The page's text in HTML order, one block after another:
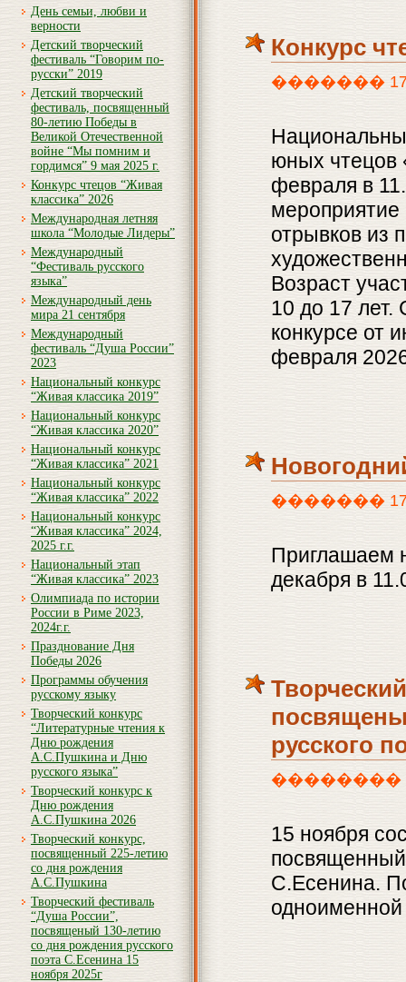
День семьи, любви и
верности
Детский творческий
фестиваль “Говорим по-
русски” 2019
Детский творческий
фестиваль, посвященный
80-летию Победы в
Великой Отечественной
войне “Мы помним и
гордимся” 9 мая 2025 г.
Конкурс чтецов “Живая
классика” 2026
Международная летняя
школа “Молодые Лидеры”
Международный
“Фестиваль русского
языка”
Международный день
мира 21 сентября
Международный
фестиваль “Душа России”
2023
Национальный конкурс
“Живая классика 2019”
Национальный конкурс
“Живая классика 2020”
Национальный конкурс
“Живая классика” 2021
Национальный конкурс
“Живая классика” 2022
Национальный конкурс
“Живая классика” 2024,
2025 г.г.
Национальный этап
“Живая классика” 2023
Олимпиада по истории
России в Риме 2023,
2024г.г.
Празднование Дня
Победы 2026
Программы обучения
русскому языку
Творческий конкурс
“Литературные чтения к
Дню рождения
А.С.Пушкина и Дню
русского языка”
Творческий конкурс к
Дню рождения
А.С.Пушкина 2026
Творческий конкурс,
посвященный 225-летию
со дня рождения
А.С.Пушкина
Творческий фестиваль
“Душа России”,
посвященый 130-летию
со дня рождения русского
поэта С.Есенина 15
ноября 2025г
Конкурс
������� 17th,
юных чтецов
февраля в
отрывков из
Возраст
10 до 17 лет.
конкурсе от
февраля
������� 17th,
Приглашаем
декабря в
русского
��������
15 ноября
С.Есенина.
одноименной